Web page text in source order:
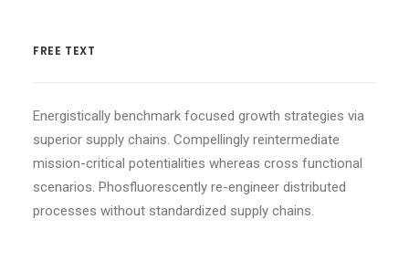
FREE TEXT
Energistically benchmark focused growth strategies via
superior supply chains. Compellingly reintermediate
mission-critical potentialities whereas cross functional
scenarios. Phosfluorescently re-engineer distributed
processes without standardized supply chains.